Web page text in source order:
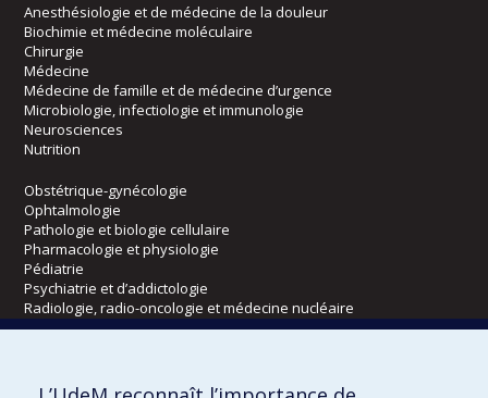
Anesthésiologie et de médecine de la douleur
Biochimie et médecine moléculaire
Chirurgie
Médecine
Médecine de famille et de médecine d’urgence
Microbiologie, infectiologie et immunologie
Neurosciences
Nutrition
Obstétrique-gynécologie
Ophtalmologie
Pathologie et biologie cellulaire
Pharmacologie et physiologie
Pédiatrie
Psychiatrie et d’addictologie
Radiologie, radio-oncologie et médecine nucléaire